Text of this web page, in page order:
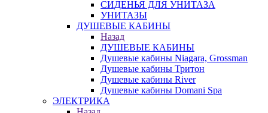
СИДЕНЬЯ ДЛЯ УНИТАЗА
УНИТАЗЫ
ДУШЕВЫЕ КАБИНЫ
Назад
ДУШЕВЫЕ КАБИНЫ
Душевые кабины Niagara, Grossman
Душевые кабины Тритон
Душевые кабины River
Душевые кабины Domani Spa
ЭЛЕКТРИКА